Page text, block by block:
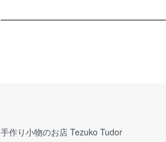
手作り小物のお店 Tezuko Tudor